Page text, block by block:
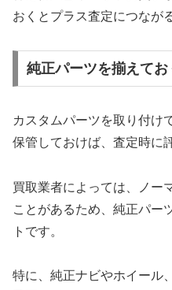
おくとプラス査定につなが
純正パーツを揃えてお
カスタムパーツを取り付け
保管しておけば、査定時に
買取業者によっては、ノー
ことがあるため、純正パー
トです。
特に、純正ナビやホイール